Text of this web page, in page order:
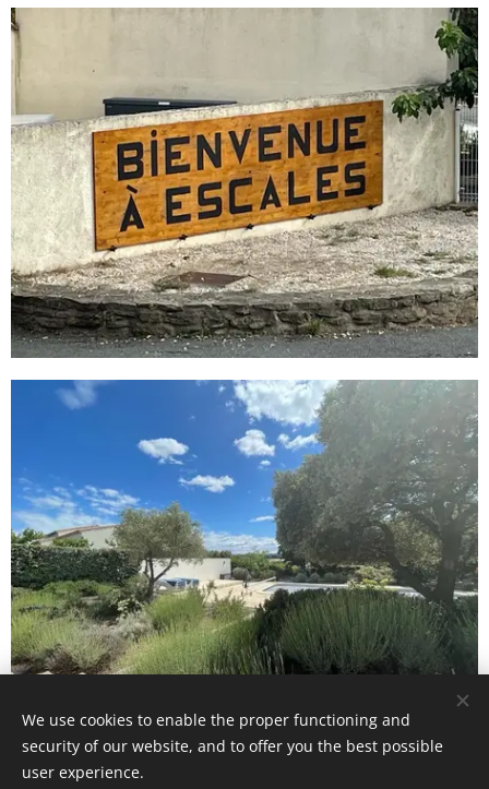
We use cookies to enable the proper functioning and
security of our website, and to offer you the best possible
user experience.